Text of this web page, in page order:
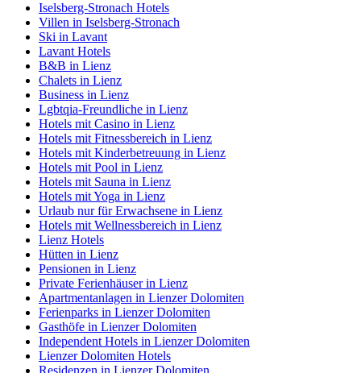
Iselsberg-Stronach Hotels
Villen in Iselsberg-Stronach
Ski in Lavant
Lavant Hotels
B&B in Lienz
Chalets in Lienz
Business in Lienz
Lgbtqia-Freundliche in Lienz
Hotels mit Casino in Lienz
Hotels mit Fitnessbereich in Lienz
Hotels mit Kinderbetreuung in Lienz
Hotels mit Pool in Lienz
Hotels mit Sauna in Lienz
Hotels mit Yoga in Lienz
Urlaub nur für Erwachsene in Lienz
Hotels mit Wellnessbereich in Lienz
Lienz Hotels
Hütten in Lienz
Pensionen in Lienz
Private Ferienhäuser in Lienz
Apartmentanlagen in Lienzer Dolomiten
Ferienparks in Lienzer Dolomiten
Gasthöfe in Lienzer Dolomiten
Independent Hotels in Lienzer Dolomiten
Lienzer Dolomiten Hotels
Residenzen in Lienzer Dolomiten